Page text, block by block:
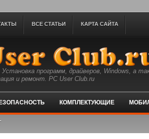
ВСЕ СТАТЬИ КАРТА САЙТА
программ, драйверов, Windows, а
и ремонт. PC User Club.ru
КОМПЛЕКТУЮЩИЕ